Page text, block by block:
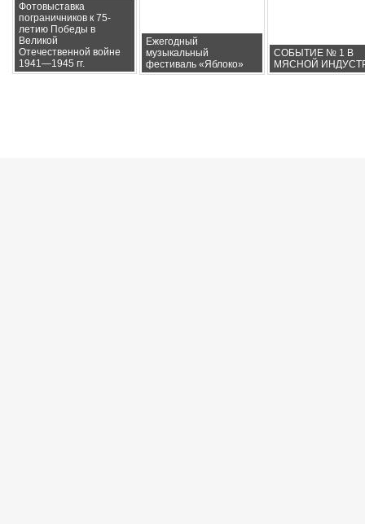
Фотовыставка
пограничников к 75-
летию Победы в
Великой
Отечественной войне
1941—1945 гг.
Ежегодный
музыкальный
фестиваль «Яблоко»
СОБЫТИЕ № 1 В
МЯСНОЙ